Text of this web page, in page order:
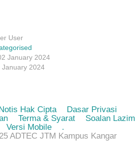
User
January 2024
2024
Notis Hak Cipta
Dasar Privasi
Terma & Syarat
Soalan Lazim
Versi Mobile
.
ADTEC JTM Kampus Kangar